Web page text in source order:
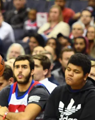
Triatlon
Veslování
Vodní slalom
Volejbal
Ostatní